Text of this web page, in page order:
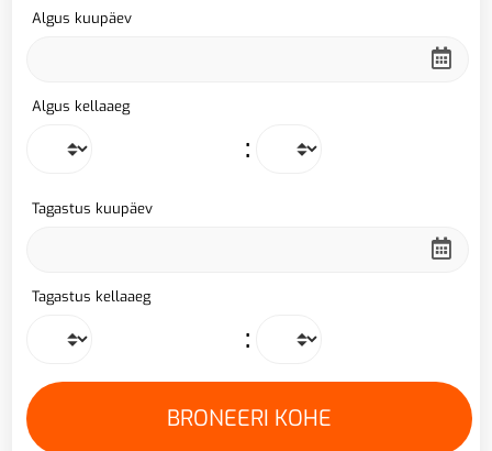
Algus kuupäev
Algus kellaaeg
:
Tagastus kuupäev
Tagastus kellaaeg
: